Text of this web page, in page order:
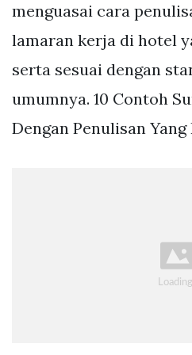
menguasai cara
lamaran kerja di hotel
serta sesuai dengan
umumnya. 10 Contoh
Dengan Penulisan Yang